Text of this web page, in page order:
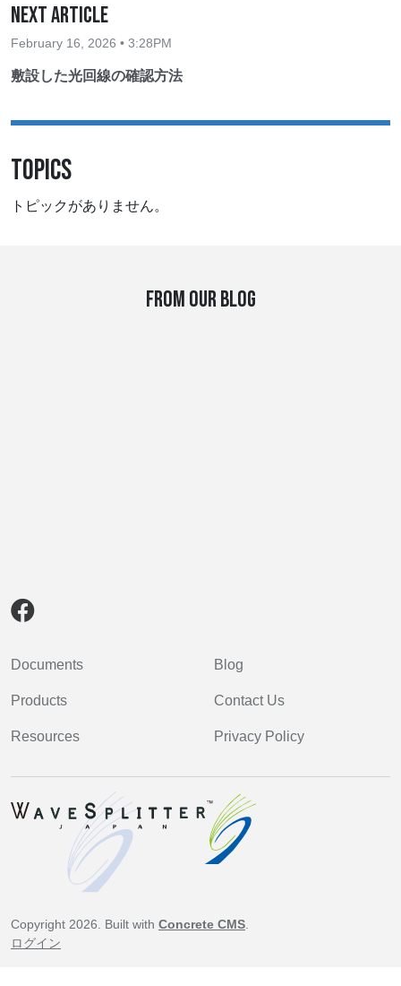
Next Article
February 16, 2026 • 3:28PM
敷設した光回線の確認方法
TOPICS
トピックがありません。
FROM OUR BLOG
Documents
Products
Resources
Blog
Contact Us
Privacy Policy
Copyright 2026. Built with Concrete CMS
ログイン